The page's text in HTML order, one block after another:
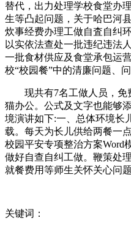
替代，出力处理学校食堂办
生等凸起问题，关于哈巴河
炊事经费办理工做自査自纠
以实依法查处一批违纪违法
一批食材供应及食堂承包运
校“校园餐”中的清廉问题、
现共有7名工做人员，免
猫办公。公式及文字也能够
境演讲如下:一、总体环境长
载。每天为长儿供给两餐一
校园平安专项整治方案Word
做好自查自纠工做。鞭策处
就餐费用等师生关怀关心问题
关键词：